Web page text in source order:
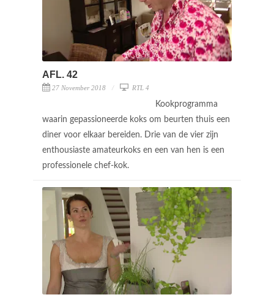
AFL. 42
27 November 2018 RTL 4
Kookprogramma
waarin gepassioneerde koks om beurten thuis een
diner voor elkaar bereiden. Drie van de vier zijn
enthousiaste amateurkoks en een van hen is een
professionele chef-kok.